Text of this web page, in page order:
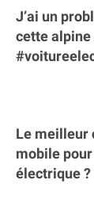
J’ai un
cette alpine
Le meilleur
mobile
électrique ?